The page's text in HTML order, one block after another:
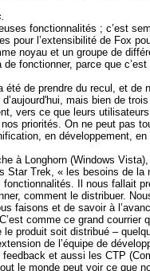
fonctionnalités ; c’est
pour l’extensibilité de Fox
noyau et un groupe de
fonctionner, parce que
été de prendre du recul, et de
mais bien de
vers ce que leurs
priorités. On ne peut pas
en développement,
à Longhorn (Windows
Star Trek, « les besoins de
fonctionnalités. Il nous fallait
comment le distribuer.
faisons et de savoir à
comme ce grand courrier
produit soit distribué –
de l’équipe de
et aussi les CTP
le monde peut voir ce que